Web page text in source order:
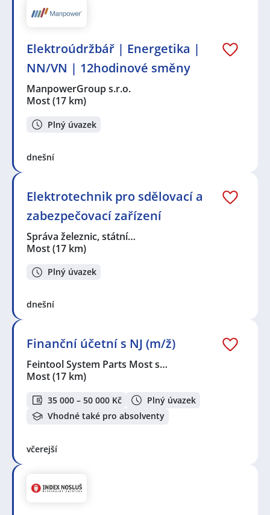
Elektroúdržbář | Energetika |
NN/VN | 12hodinové směny
ManpowerGroup s.r.o.
Most(17 km)
Plný úvazek
dnešní
Elektrotechnik pro sdělovací a
zabezpečovací zařízení
Správa železnic, státní…
Most(17 km)
Plný úvazek
dnešní
Finanční účetní s NJ (m/ž)
Feintool System Parts Most s…
Most(17 km)
35 000 – 50 000 Kč
Plný úvazek
Vhodné také pro absolventy
včerejší